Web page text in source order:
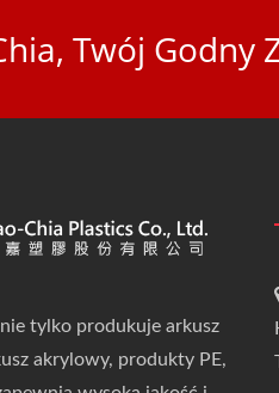
Twój Godny
tylko produkuje arkusz
akrylowy, produkty PE,